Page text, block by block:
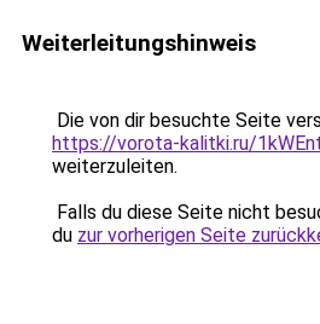
Weiterleitungshinweis
Die von dir besuchte Seite
https://vorota-kalitki.ru/
weiterzuleiten.
Falls du diese Seite nicht
du zur vorherigen Seite